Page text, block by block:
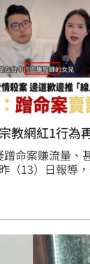
教網紅1行為
命案賺流量、
（13）日報導
架一支探討恐怖
是，該頻道在
付費課程報名
短數小時後，